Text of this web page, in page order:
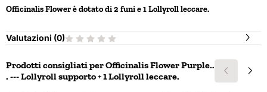
Officinalis Flower è dotato di 2 funi e 1 Lollyroll leccare.
Valutazioni (0)
Prodotti consigliati perOfficinalis Flower Purple..
. --- Lollyroll supporto + 1 Lollyroll leccare.